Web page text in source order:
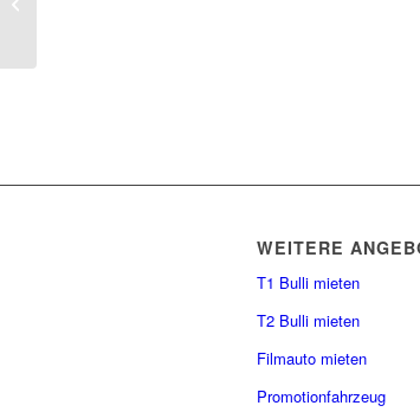
WEITERE
T1 Bulli mieten
T2 Bulli mieten
Filmauto mieten
Promotionfahrzeug